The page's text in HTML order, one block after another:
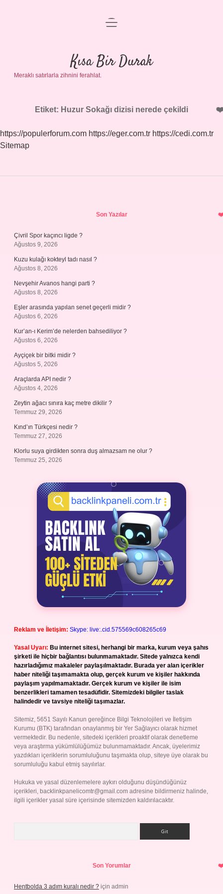
Anasayfa
Gizlilik Politikası
Yasal Uyarı
menüyü
Kısa Bir Durak
Meraklı satırlarla zihnini ferahlat.
Etiket: Huzur Sokağı dizisi nerede çekildi
https://populerforum.com https://eger.com.tr https://cedi.com.tr
Sitemap
Son Yazılar
Çivril Spor kaçıncı ligde ?
Ağustos 9, 2026
Kuzu kulağı kokteyl tadı nasıl ?
Ağustos 8, 2026
Nevşehir Avanos hangi parti ?
Ağustos 8, 2026
Eşler arasında yapılan senet geçerli midir ?
Ağustos 6, 2026
Kur’an-ı Kerim’de nelerden bahsediliyor ?
Ağustos 6, 2026
Ayçiçek bir bitki midir ?
Ağustos 5, 2026
Araçlarda API nedir ?
Ağustos 4, 2026
Zeytin ağacı sınıra kaç metre dikilir ?
Temmuz 29, 2026
Kınd’ın Türkçesi nedir ?
Temmuz 27, 2026
Klorlu suya girdikten sonra duş almazsam ne olur ?
Temmuz 25, 2026
Reklam ve İletişim: Skype: live:.cid.575569c608265c69
Yasal Uyarı: Bu internet sitesi, herhangi bir marka, kurum veya şahıs
şirketi ile hiçbir bağlantısı bulunmamaktadır. Sitede yalnızca kendi
hazırladığımız makaleler paylaşılmaktadır. Burada yer alan içerikler
haber niteliği taşımamakta olup, gerçek kurum ve kişiler hakkında
paylaşım yapılmamaktadır. Gerçek kurum ve kişiler ile isim
benzerlikleri tamamen tesadüfidir. Sitemizdeki bilgiler taslak
halindedir ve tavsiye niteliği taşımazlar.
Sitemiz, 5651 Sayılı Kanun gereğince Bilgi Teknolojileri ve İletişim
Kurumu (BTK) tarafından onaylanmış bir Yer Sağlayıcı olarak hizmet
vermektedir. Bu nedenle, sitedeki içerikleri proaktif olarak denetleme
veya araştırma yükümlülüğümüz bulunmamaktadır. Ancak, üyelerimiz
yazdıkları içeriklerin sorumluluğunu taşımakta olup, siteye üye olarak bu
sorumluluğu kabul etmiş sayılırlar.
Hukuka ve yasal düzenlemelere aykırı olduğunu düşündüğünüz
içerikleri, backlinkpanelicomtr@gmail.com adresine bildirmeniz halinde,
ilgili içerikler yasal süre içerisinde sitemizden kaldırılacaktır.
Son Yorumlar
Hentbolda 3 adım kuralı nedir ? için admin